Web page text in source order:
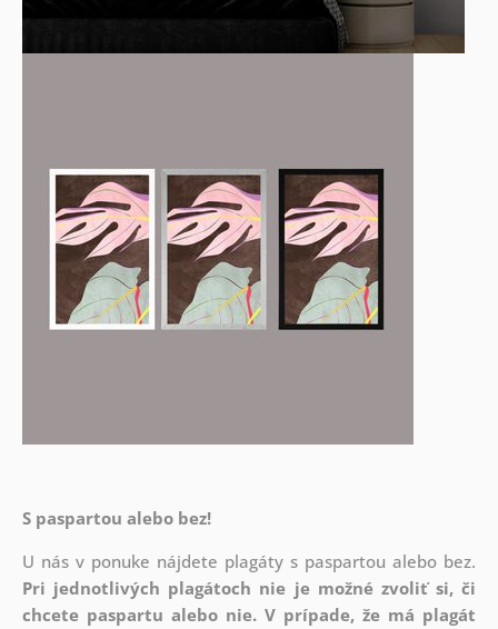
S paspartou alebo bez!
U nás v ponuke nájdete plagáty s paspartou alebo bez.
Pri jednotlivých plagátoch nie je možné zvoliť si, či
chcete paspartu alebo nie. V prípade, že má plagát